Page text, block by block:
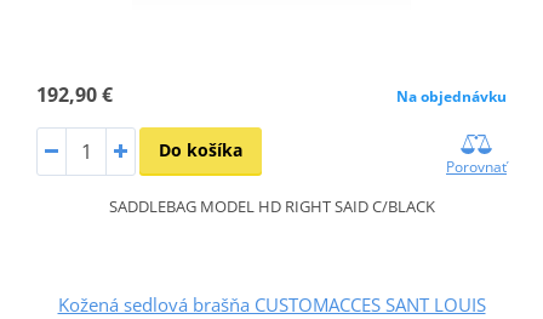
192,90 € Na objednávku
Do košíka
Porovnať
SADDLEBAG MODEL HD RIGHT SAID C/BLACK
Kožená sedlová brašňa CUSTOMACCES SANT LOUIS